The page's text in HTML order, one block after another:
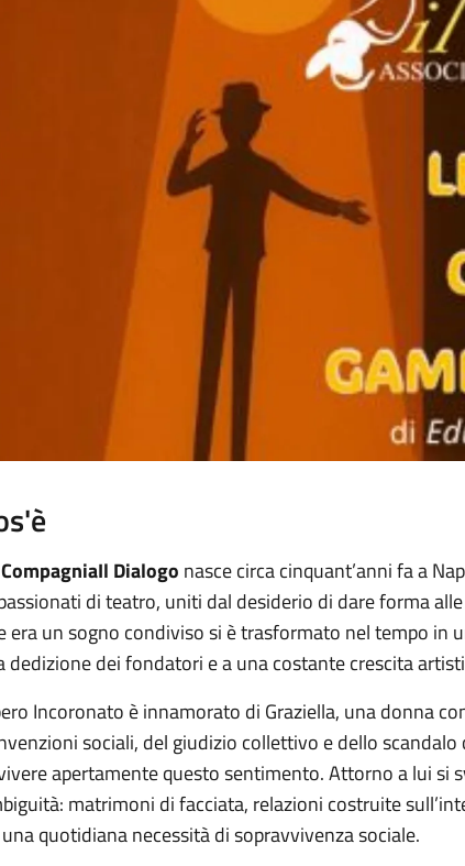
Il Dialogo nasce circa cinquant’anni fa a
di teatro, uniti dal desiderio di dare forma
era un sogno condiviso si è trasformato nel tempo in
dedizione dei fondatori e a una costante crescita
Incoronato è innamorato di Graziella, una donna
sociali, del giudizio collettivo e dello
apertamente questo sentimento. Attorno a lui si
matrimoni di facciata, relazioni costruite
quotidiana necessità di sopravvivenza sociale.